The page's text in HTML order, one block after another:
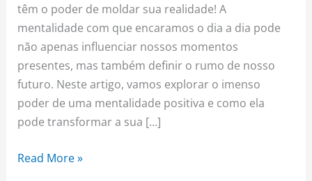
têm o poder de moldar sua realidade! A
mentalidade com que encaramos o dia a dia pode
não apenas influenciar nossos momentos
presentes, mas também definir o rumo de nosso
futuro. Neste artigo, vamos explorar o imenso
poder de uma mentalidade positiva e como ela
pode transformar a sua […]
Read More »